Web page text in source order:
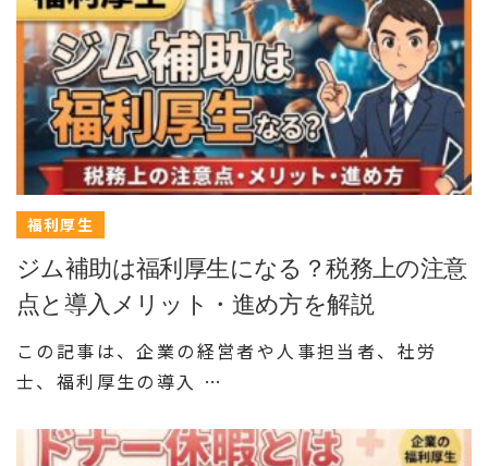
福利厚生
ジム補助は福利厚生になる？税務上の注意
点と導入メリット・進め方を解説
この記事は、企業の経営者や人事担当者、社労
士、福利厚生の導入 …